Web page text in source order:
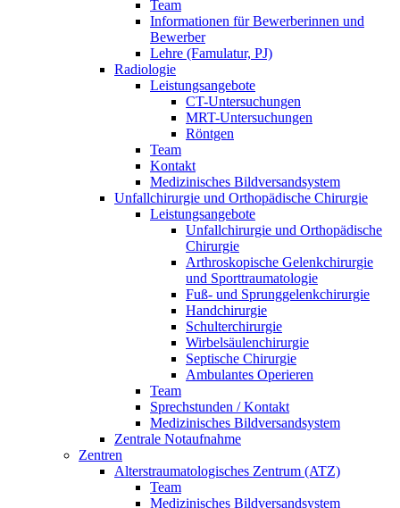
Team
Informationen für Bewerberinnen und
Bewerber
Lehre (Famulatur, PJ)
Radiologie
Leistungsangebote
CT-Untersuchungen
MRT-Untersuchungen
Röntgen
Team
Kontakt
Medizinisches Bildversandsystem
Unfallchirurgie und Orthopädische Chirurgie
Leistungsangebote
Unfallchirurgie und Orthopädische
Chirurgie
Arthroskopische Gelenkchirurgie
und Sporttraumatologie
Fuß- und Sprunggelenkchirurgie
Handchirurgie
Schulterchirurgie
Wirbelsäulenchirurgie
Septische Chirurgie
Ambulantes Operieren
Team
Sprechstunden / Kontakt
Medizinisches Bildversandsystem
Zentrale Notaufnahme
Zentren
Alterstraumatologisches Zentrum (ATZ)
Team
Medizinisches Bildversandsystem